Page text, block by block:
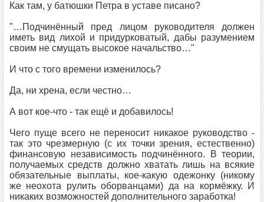
Как там, у батюшки Петра в уставе писано?
"…Подчинённый пред лицом руководителя должен
иметь вид лихой и придурковатый, дабы разумением
своим не смущать высокое начальство…"
И что с того времени изменилось?
Да, ни хрена, если честно…
А вот кое-что - так ещё и добавилось!
Чего пуще всего не переносит никакое руководство -
так это чрезмерную (с их точки зрения, естественно)
финансовую независимость подчинённого. В теории,
получаемых средств должно хватать лишь на всякие
обязательные выплаты, кое-какую одежонку (никому
же неохота рулить оборванцами) да на кормёжку. И
никаких возможностей дополнительного заработка!